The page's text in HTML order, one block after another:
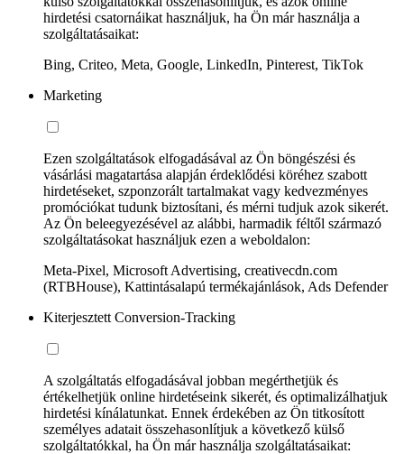
hirdetési csatornáikat használjuk, ha Ön már használja a
szolgáltatásaikat:
Bing, Criteo, Meta, Google, LinkedIn, Pinterest, TikTok
Marketing
Ezen szolgáltatások elfogadásával az Ön böngészési és
vásárlási magatartása alapján érdeklődési köréhez szabott
hirdetéseket, szponzorált tartalmakat vagy kedvezményes
promóciókat tudunk biztosítani, és mérni tudjuk azok sikerét.
Az Ön beleegyezésével az alábbi, harmadik féltől származó
szolgáltatásokat használjuk ezen a weboldalon:
Meta-Pixel, Microsoft Advertising, creativecdn.com
(RTBHouse), Kattintásalapú termékajánlások, Ads Defender
Kiterjesztett Conversion-Tracking
A szolgáltatás elfogadásával jobban megérthetjük és
értékelhetjük online hirdetéseink sikerét, és optimalizálhatjuk
hirdetési kínálatunkat. Ennek érdekében az Ön titkosított
személyes adatait összehasonlítjuk a következő külső
szolgáltatókkal, ha Ön már használja szolgáltatásaikat: